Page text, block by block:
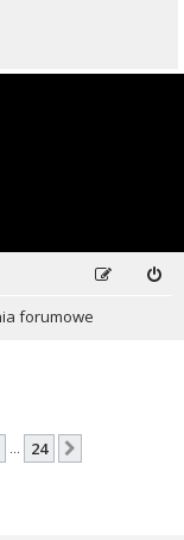
forumowe
… 24